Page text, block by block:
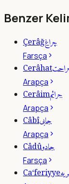
Benzer
Çerâğچراغ
Farsça
Cerâhat
Arapça
Cerâimجرائم
Arapça
Câbîجابى
Arapça
Câdûجادو
Farsça
Ca‘feriyye